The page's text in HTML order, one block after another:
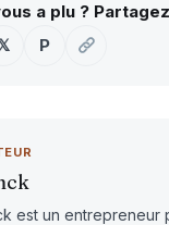
a plu ?
P
est un entrepreneur